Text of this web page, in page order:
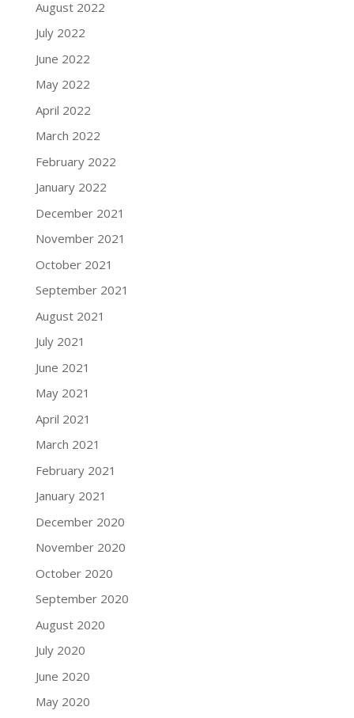
August 2022
July 2022
June 2022
May 2022
April 2022
March 2022
February 2022
January 2022
December 2021
November 2021
October 2021
September 2021
August 2021
July 2021
June 2021
May 2021
April 2021
March 2021
February 2021
January 2021
December 2020
November 2020
October 2020
September 2020
August 2020
July 2020
June 2020
May 2020